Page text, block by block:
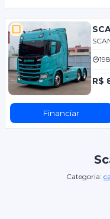
R$
Financiar
Categoria: